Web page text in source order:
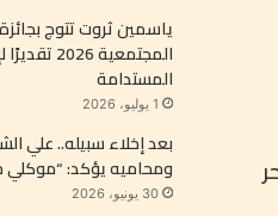
ياسمين ثروت تتوج
المستدامة
1 يوليو، 2026
بعد إخلاء سبيله.. علي
ومحاميه يؤكد:
30 يونيو، 2026